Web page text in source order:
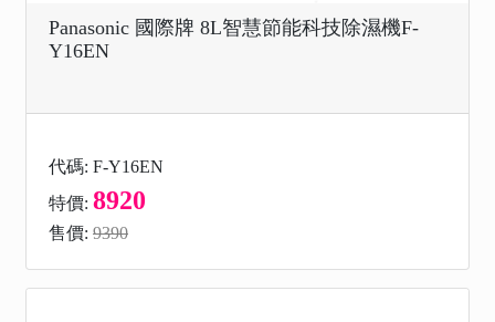
Panasonic 國際牌 8L智慧節能科技除濕機F-
Y16EN
代碼: F-Y16EN
特價: 8920
售價: 9390